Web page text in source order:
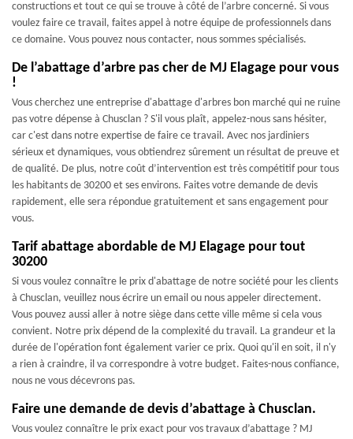
constructions et tout ce qui se trouve à côté de l’arbre concerné. Si vous
voulez faire ce travail, faites appel à notre équipe de professionnels dans
ce domaine. Vous pouvez nous contacter, nous sommes spécialisés.
De l’abattage d’arbre pas cher de MJ Elagage pour vous
!
Vous cherchez une entreprise d'abattage d'arbres bon marché qui ne ruine
pas votre dépense à Chusclan ? S'il vous plaît, appelez-nous sans hésiter,
car c'est dans notre expertise de faire ce travail. Avec nos jardiniers
sérieux et dynamiques, vous obtiendrez sûrement un résultat de preuve et
de qualité. De plus, notre coût d’intervention est très compétitif pour tous
les habitants de 30200 et ses environs. Faites votre demande de devis
rapidement, elle sera répondue gratuitement et sans engagement pour
vous.
Tarif abattage abordable de MJ Elagage pour tout
30200
Si vous voulez connaître le prix d'abattage de notre société pour les clients
à Chusclan, veuillez nous écrire un email ou nous appeler directement.
Vous pouvez aussi aller à notre siège dans cette ville même si cela vous
convient. Notre prix dépend de la complexité du travail. La grandeur et la
durée de l'opération font également varier ce prix. Quoi qu'il en soit, il n'y
a rien à craindre, il va correspondre à votre budget. Faites-nous confiance,
nous ne vous décevrons pas.
Faire une demande de devis d’abattage à Chusclan.
Vous voulez connaître le prix exact pour vos travaux d’abattage ? MJ